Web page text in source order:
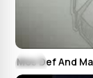
Mos Def And